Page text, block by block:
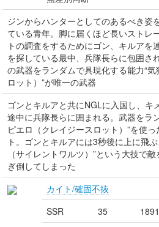
ジンからハンターとしてのあるべき姿
ている青年。脚に届くほど長いストレ
トの調査をするためにゴン、キルアを
を探している最中、兵隊長らに包囲さ
の武器をランダムで具現化する能力“
ロット）”が唯一の武器
ゴンとキルアと共にNGLに入国し、キ
途中に兵隊長らに囲まれる。武器をラ
ピエロ（クレイジースロット）”を使
ト。ゴンとキルアには3秒後に上に飛
（サイレントワルツ）”という大技で
ぎ倒してしまった
カイト/確固不抜
SSR
35